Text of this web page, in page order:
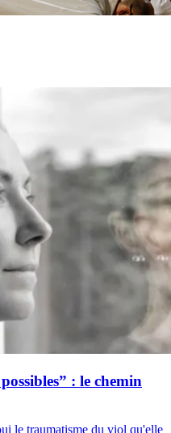
: le chemin
le traumatisme du viol qu'elle